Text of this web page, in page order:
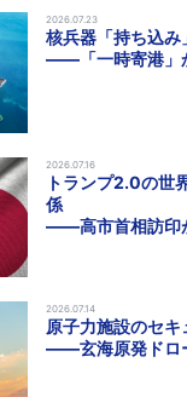
2026.07.23
核兵器「持ち込み
――「一時寄港」
2026.07.16
トランプ2.0の世
係
――高市首相訪印
2026.07.14
原子力施設のセ
――玄海原発ドロ